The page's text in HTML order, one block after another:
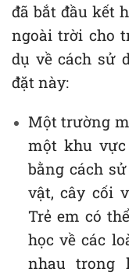
đã bắt đầu kết
ngoài trời cho
dụ về cách sử
đặt này:
Một trường
một khu
bằng cách
vật, cây cối
Trẻ em có
học về các
nhau trong